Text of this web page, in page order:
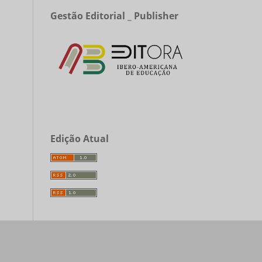
Gestão Editorial _ Publisher
Edição Atual